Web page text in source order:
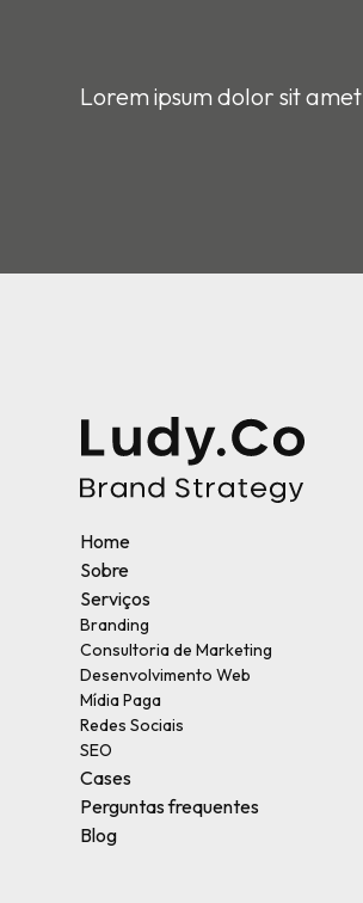
Lorem ipsum dolor sit amet
Home
Sobre
Serviços
Branding
Consultoria de Marketing
Desenvolvimento Web
Mídia Paga
Redes Sociais
SEO
Cases
Perguntas frequentes
Blog